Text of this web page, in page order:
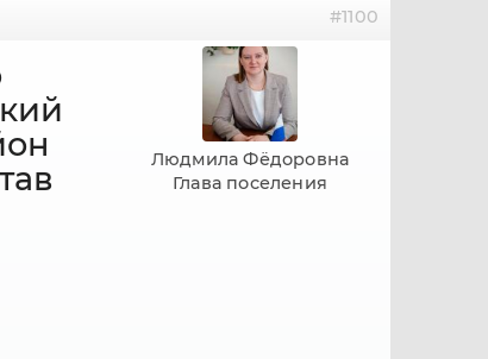
#1100
Людмила Фёдоровна
Глава поселения